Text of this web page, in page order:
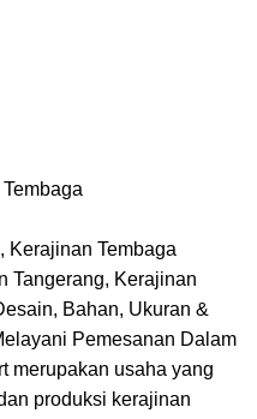
Kerajinan Tembaga
Tangerang, Kerajinan
Bahan, Ukuran &
Pemesanan Dalam
merupakan usaha yang
produksi kerajinan